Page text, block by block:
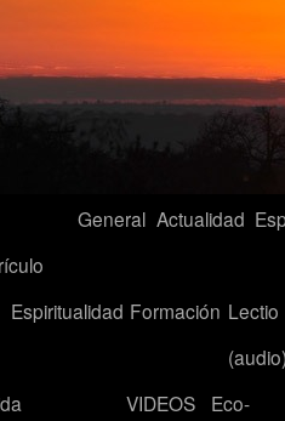
General Actualidad
Espiritualidad Formación Lectio
VIDEOS
Eco-